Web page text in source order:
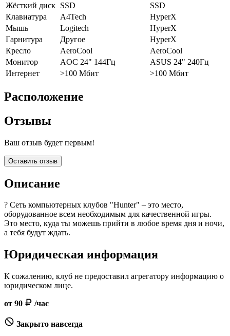
Жёсткий диск SSD
SSD
Клавиатура
A4Tech
HyperX
Мышь
Logitech
HyperX
Гарнитура
Другое
HyperX
Кресло
AeroCool
AeroCool
Монитор
AOC 24" 144Гц
ASUS 24" 240Гц
Интернет
>100 Мбит >100 Мбит
Расположение
Отзывы
Ваш отзыв будет первым!
Оставить отзыв
Описание
? Сеть компьютерных клубов "Hunter" – это место,
оборудованное всем необходимым для качественной игры.
Это место, куда ты можешь прийти в любое время дня и ночи,
а тебя будут ждать.
Юридическая информация
К сожалению, клуб не предоставил агрегатору информацию о
юридическом лице.
от 90 /час
Закрыто навсегда